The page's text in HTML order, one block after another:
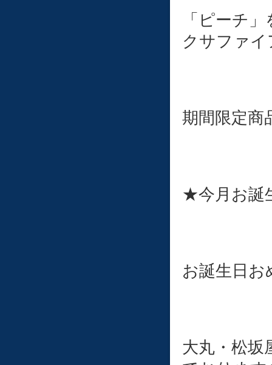
「ピーチ
クサファ
期間限定商
★今月お誕
お誕生日
大丸・松坂